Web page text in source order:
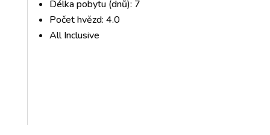
Délka pobytu (dnů): 7
Počet hvězd: 4.0
All Inclusive